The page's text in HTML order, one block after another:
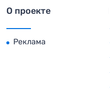
О проекте
Реклама